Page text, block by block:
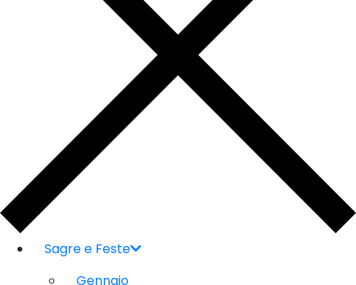
Sagre e Feste
Gennaio